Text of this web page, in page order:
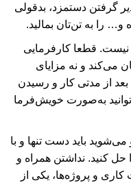
گرفتن دستمزد، بدقولی
را به تن‌تان بمالید.
نیست. قطعا کارفرمایی
می‌کند و نه مزایای
بعد از مدتی کار و رسیدن
به‌صورت خویش‌فرما
باید دست تنها و با
حل کنید. نداشتن همراه و
و پروژه‌ها، یکی از